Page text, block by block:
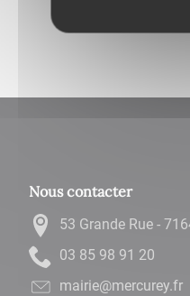
Nous contacter
53 Grande Rue -
02 19 89 58 30
rf.yerucrem@eiriam